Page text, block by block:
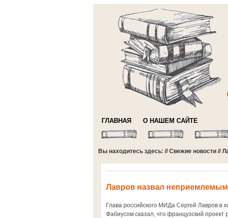
ГЛАВНАЯ О НАШЕМ САЙТЕ
Вы находитесь здесь: //Свежие новости //
Лавров назвал
Глава российского МИДа Сергей Лавров в
Фабиусом сказал, что французский